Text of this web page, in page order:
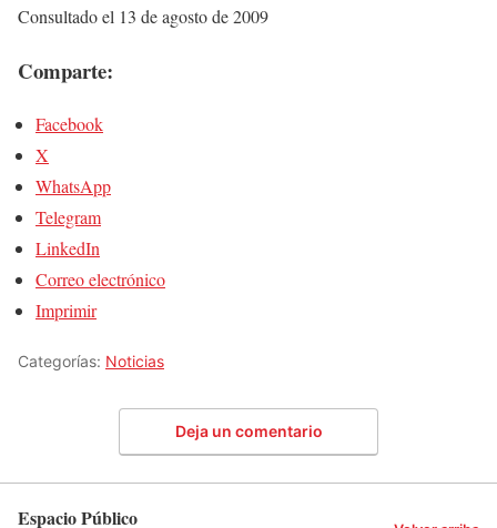
Consultado el 13 de agosto de 2009
Comparte:
Facebook
X
WhatsApp
Telegram
LinkedIn
Correo electrónico
Imprimir
Categorías: Noticias
Deja un comentario
Espacio Público